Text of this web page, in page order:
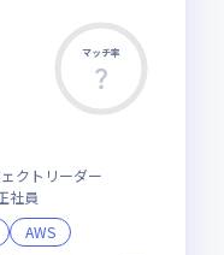
マッチ率
クトリーダー
社員
AWS